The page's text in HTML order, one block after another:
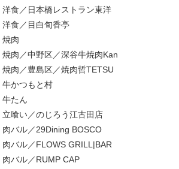
洋食／日本橋レストラン東洋
洋食／目白旬香亭
焼肉
焼肉／中野区／深谷牛焼肉Kan
焼肉／豊島区／焼肉哲TETSU
牛かつもと村
牛たん
立喰い／のじろう江古田店
肉バル／29Dining BOSCO
肉バル／FLOWS GRILL|BAR
肉バル／RUMP CAP